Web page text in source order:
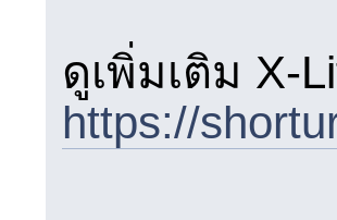
ดูเพิ่มเติม X-
https://